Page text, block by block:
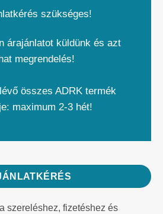
szükséges!
árajánlatot küldünk és azt
megrendelés!
összes ADRK termék
maximum 2-3 hét!
szereléshez, fizetéshez és